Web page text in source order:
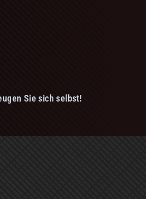
Sie sich selbst!